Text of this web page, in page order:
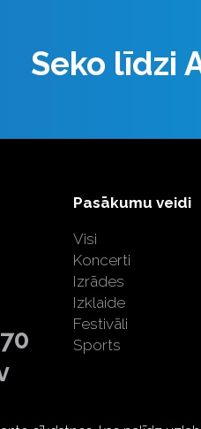
Seko līdzi
Pasākumu veidi
Visi
Koncerti
Izrādes
Izklaide
Festivāli
Sports